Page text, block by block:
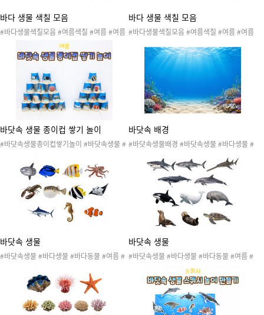
바다 생물 색칠 모음
#바다생물색칠모음 #여름색칠 #여름 #여름
도안 #여름활동 #여름놀이 #바다생물 #바다
생물도안 #바다생물색칠도안 #색칠도안 #물
고기 #거북이 #게 #고래 #돌고래 #문어 #불
가사리 #산호초 #상어 #소라 #해마 #해파리
바다 생물 색칠 모음
#바다생물색칠모음 #여름색칠 #여름 #여름
생물도안 #바다생물색칠도안 #색칠도안 #물
고기 #복어
바닷속 생물 종이컵 쌓기 놀이
#바닷속생물종이컵쌓기놀이 #바닷속생물 #
#여름활동 #여름놀이 #바닷속생물도안 #바
다생물도안 #바다동물도안 #컵 #종이컵 #바
다생물종이컵 #바닷속생물종이컵 #종이컵쌓
기 #집중력 #컵쌓기
바닷속 배경
#바닷속생물배경 #바닷속생물 #바다생물 #
#여름놀이 #바닷속생물도안 #바다생물도안
#바다동물도안 #바닷속배경 #바다배경
바닷속 생물
#바닷속생물 #바다생물 #바다동물 #여름 #
속생물도안 #바다생물도안 #바다동물도안 #
개복치 #나블루탱 #나비고기 #문어 #바닷가
재 #복어 #엔젤피시 #쥐가오리 #청새치 #해
마 #흰동가리
바닷속 생물
#바닷속생물 #바다생물 #바다동물 #여름 #
바다 #여름도안 #여름활동 #여름놀이 #바닷
속생물도안 #바다생물도안 #바다동물도안 #
돌고래 #듀공 #바다거북 #바다사자 #백상아
리 #상어 #범고래 #벨루가고래 #고래 #돌고
래 #톱상어 #해달 #혹등고래